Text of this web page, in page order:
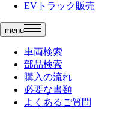
EVトラック販売
menu
車両検索
部品検索
購入の流れ
必要な書類
よくあるご質問